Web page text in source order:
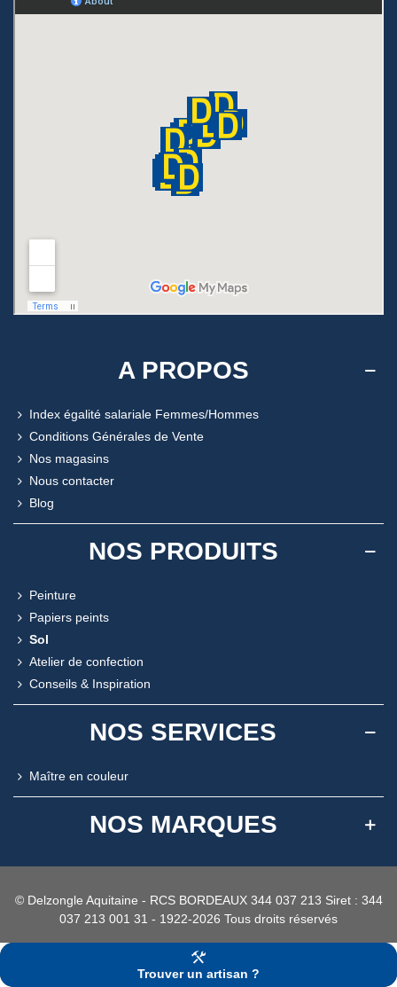
A PROPOS
Index égalité salariale Femmes/Hommes
Conditions Générales de Vente
Nos magasins
Nous contacter
Blog
NOS PRODUITS
Peinture
Papiers peints
Sol
Atelier de confection
Conseils & Inspiration
NOS SERVICES
Maître en couleur
NOS MARQUES
© Delzongle Aquitaine - RCS BORDEAUX 344 037 213 Siret : 344
037 213 001 31 - 1922-2026 Tous droits réservés
Trouver un artisan ?